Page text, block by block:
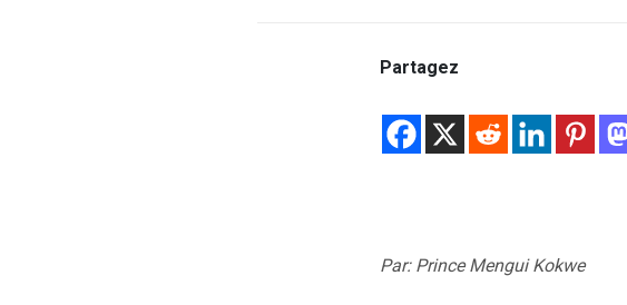
Partagez
Par: Prince Mengui Kokwe